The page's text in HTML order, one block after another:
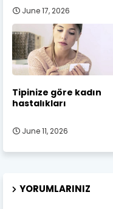
June 17, 2026
Tipinize göre kadın
hastalıkları
June 11, 2026
YORUMLARINIZ